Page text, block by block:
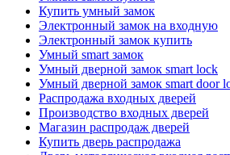
Купить умный замок
Электронный замок на входную
Электронный замок купить
Умный smart замок
Умный дверной замок smart lock
Умный дверной замок smart door
Распродажа входных дверей
Производство входных дверей
Магазин распродаж дверей
Купить дверь распродажа